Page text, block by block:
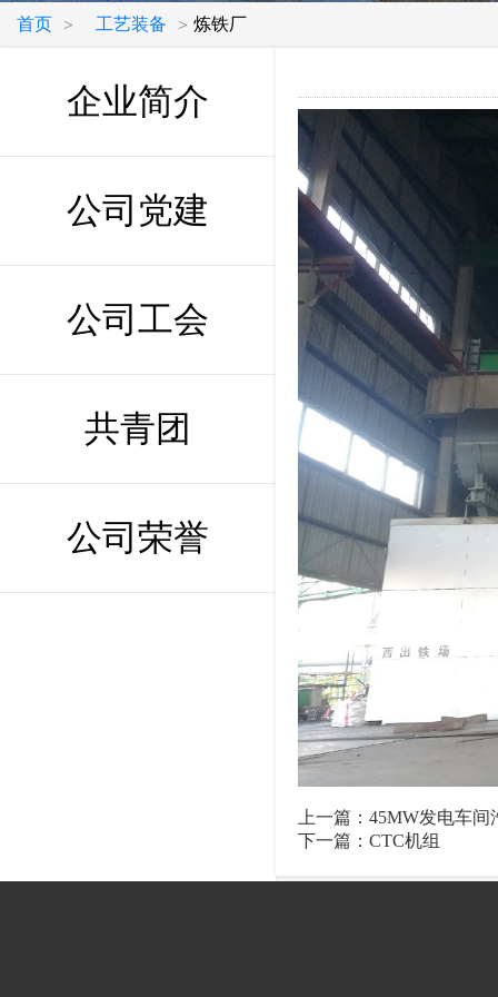
首页 > 工艺装备 > 炼铁厂
企业简介
公司党建
公司工会
共青团
公司荣誉
上一篇： 45MW发电车间
下一篇： CTC机组